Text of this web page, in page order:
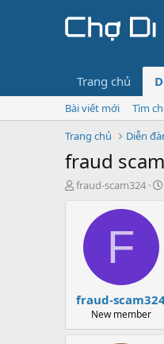
Trang chủ
Bài viết mới
Tìm
Trang chủ
Diễn
fraud scam
T
a
t
fraud-scam324
F
fraud-
New member